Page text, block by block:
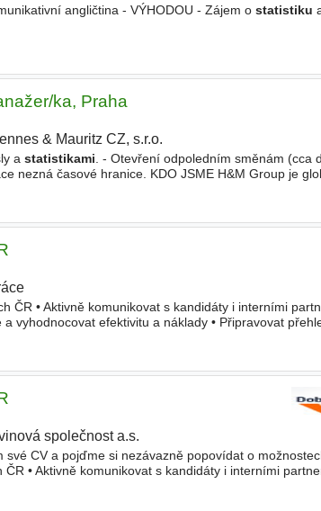
angličtina - VÝHODOU - Zájem o statistiku
ka, Praha
& Mauritz CZ, s.r.o.
a statistikami . - Otevření odpoledním směnám (cca
nezná časové hranice. ​KDO JSME​ H&M Group je
ČR • Aktivně komunikovat s kandidáty i interními
a vyhodnocovat efektivitu a náklady • Připravovat
společnost a.s.
CV a pojďme si nezávazně popovídat o
• Aktivně komunikovat s kandidáty i interními